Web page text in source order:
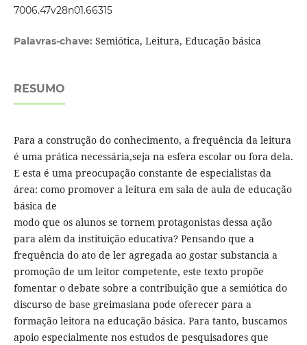
7006.47v28n01.66315
Palavras-chave: Semiótica, Leitura, Educação básica
RESUMO
Para a construção do conhecimento, a frequência da leitura
é uma prática necessária,seja na esfera escolar ou fora dela.
E esta é uma preocupação constante de especialistas da
área: como promover a leitura em sala de aula de educação
básica de
modo que os alunos se tornem protagonistas dessa ação
para além da instituição educativa? Pensando que a
frequência do ato de ler agregada ao gostar substancia a
promoção de um leitor competente, este texto propõe
fomentar o debate sobre a contribuição que a semiótica do
discurso de base greimasiana pode oferecer para a
formação leitora na educação básica. Para tanto, buscamos
apoio especialmente nos estudos de pesquisadores que